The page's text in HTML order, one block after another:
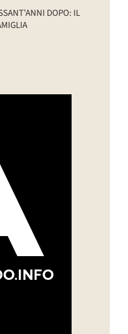
DOPO: IL